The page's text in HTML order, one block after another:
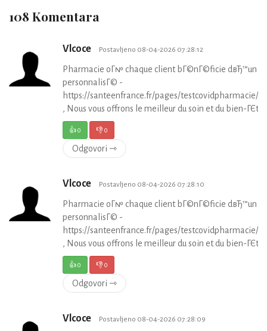
108 Komentara
Vlcoce Postavljeno 08-04-2026 07:28:12
Pharmacie oГ№ chaque client bГ©nГ©ficie dвЂ™un
personnalisГ© -
https://santeenfrance.fr/pages/testcovidpharmacie/
, Nous vous offrons le meilleur du soin et du bien-ГЄtre
👍0 👎0
Odgovori ⇾
Vlcoce Postavljeno 08-04-2026 07:28:10
Pharmacie oГ№ chaque client bГ©nГ©ficie dвЂ™un
personnalisГ© -
https://santeenfrance.fr/pages/testcovidpharmacie/
, Nous vous offrons le meilleur du soin et du bien-ГЄtre
👍0 👎0
Odgovori ⇾
Vlcoce Postavljeno 08-04-2026 07:28:09